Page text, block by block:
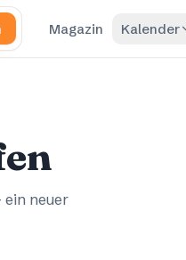
Magazin Kalender
ein neuer